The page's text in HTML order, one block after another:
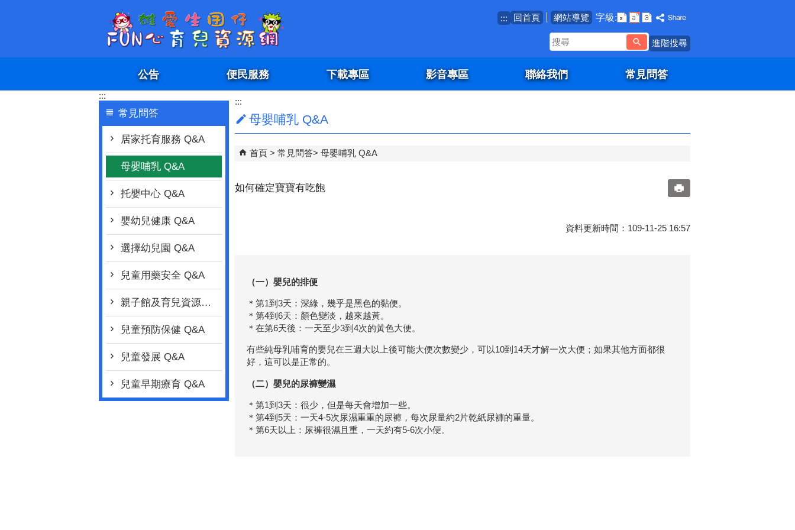
::: 回首頁 網站導覽 字級:
搜
尋
進階搜尋
公告 便民服務 下載專區 影音專區 聯絡我們 常見問答
:::
常見問答
居家托育服務 Q&A
母嬰哺乳 Q&A
托嬰中心 Q&A
嬰幼兒健康 Q&A
選擇幼兒園 Q&A
兒童用藥安全 Q&A
親子館及育兒資源行動車 Q&A
兒童預防保健 Q&A
兒童發展 Q&A
兒童早期療育 Q&A
:::
母嬰哺乳 Q&A
首頁 常見問答 母嬰哺乳 Q&A
如何確定寶寶有吃飽
資料更新時間：109-11-25 16:57
（一）嬰兒的排便
＊第1到3天：深綠，幾乎是黑色的黏便。
＊第4到6天：顏色變淡，越來越黃。
＊在第6天後：一天至少3到4次的黃色大便。
有些純母乳哺育的嬰兒在三週大以上後可能大便次數變少，可以10到14天才解一次大便；如果其他方面都很
好，這可以是正常的。
（二）嬰兒的尿褲變濕
＊第1到3天：很少，但是每天會增加一些。
＊第4到5天：一天4-5次尿濕重重的尿褲，每次尿量約2片乾紙尿褲的重量。
＊第6天以上：尿褲很濕且重，一天約有5-6次小便。